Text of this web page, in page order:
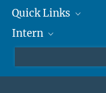
Lieferanten
Studierende
Quick Links
Max-Planck-
Max-Planck-
Intern